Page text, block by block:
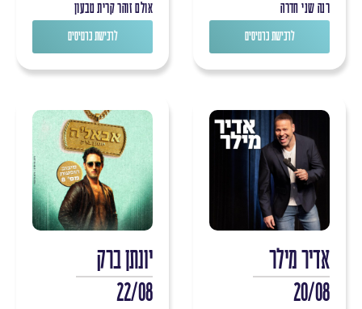
רנה שני חדרה
לרכישת כרטיסים
אולם זוהר קרית טבעון
לרכישת כרטיסים
אדיר מילר
20/08
יונתן ברק
22/08